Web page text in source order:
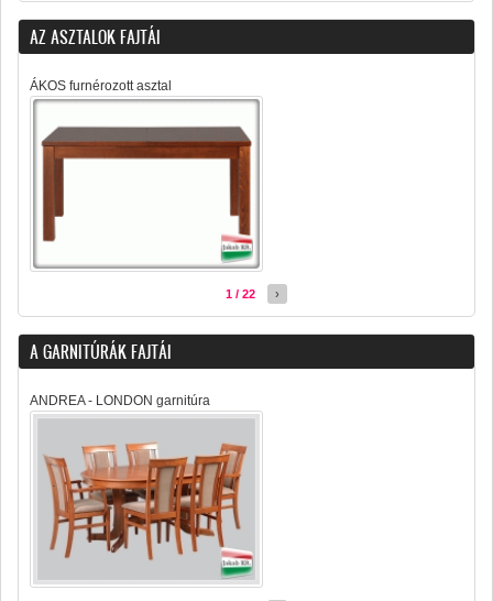
AZ ASZTALOK FAJTÁI
ÁKOS furnérozott asztal
1 / 22 ›
A GARNITÚRÁK FAJTÁI
ANDREA - LONDON garnitúra